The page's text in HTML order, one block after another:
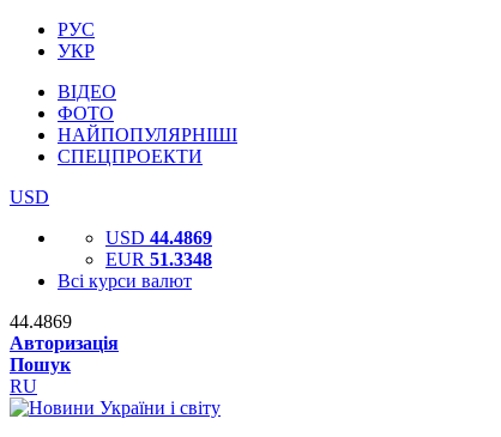
РУС
УКР
ВІДЕО
ФОТО
НАЙПОПУЛЯРНІШІ
СПЕЦПРОЕКТИ
USD
USD 44.4869
EUR 51.3348
Всі курси валют
44.4869
Авторизація
Пошук
RU